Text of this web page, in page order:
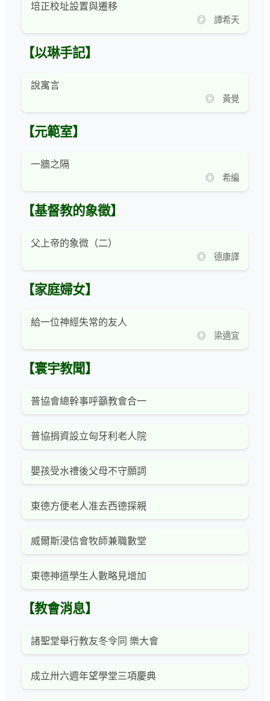
培正校址設置與遷移
◎ 譚希天
【以琳手記】
說寓言
◎ 黃覺
【元範室】
一牆之隔
◎ 希編
【基督教的象徵】
父上帝的象微（二）
◎ 德康譯
【家庭婦女】
給一位神經失常的友人
◎ 梁適宜
【寰宇教聞】
普協會總幹事呼籲教會合一
普協捐資設立匈牙利老人院
嬰孩受水禮後父母不守願詞
東德方便老人准去西德探親
威爾斯浸信會牧師兼職數堂
東德神道學生人數略見增加
【教會消息】
諸聖堂舉行教友冬令同 樂大會
成立卅六週年望學堂三項慶典